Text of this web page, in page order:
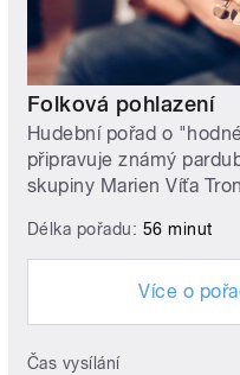
Folková pohlazení
Hudební pořad o
připravuje známý
skupiny Marien Víťa
Délka pořadu: 56 minut
Více o
Čas vysílání